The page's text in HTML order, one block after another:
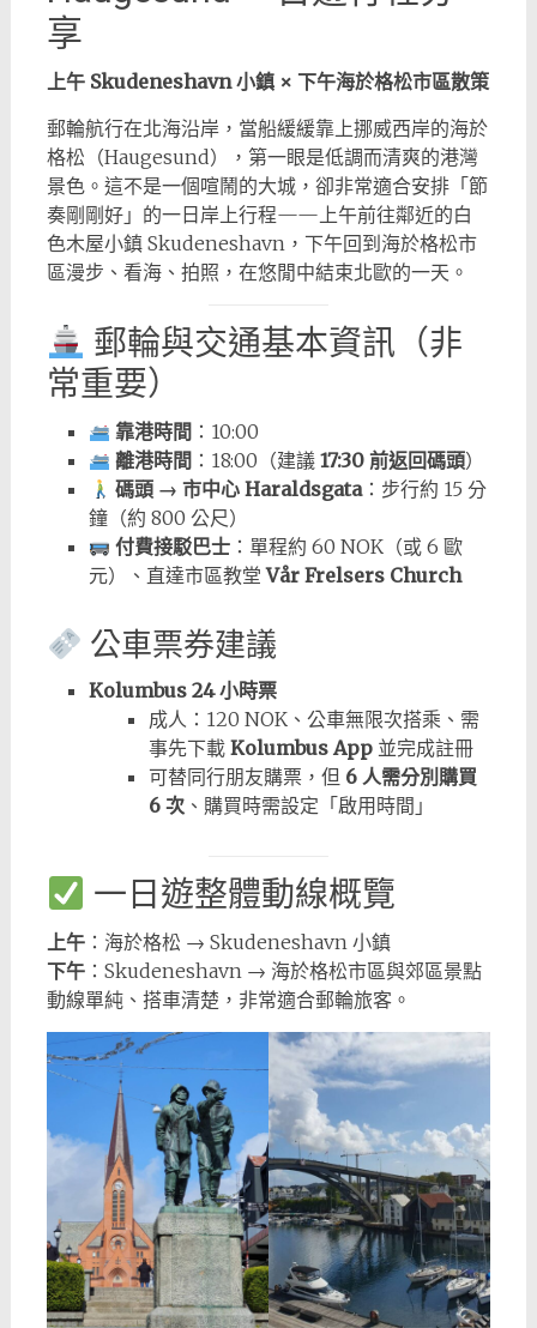
享
上午 Skudeneshavn 小鎮 × 下午海於格松市區散策
郵輪航行在北海沿岸，當船緩緩靠上挪威西岸的海於
格松（Haugesund），第一眼是低調而清爽的港灣
景色。這不是一個喧鬧的大城，卻非常適合安排「節
奏剛剛好」的一日岸上行程——上午前往鄰近的白
色木屋小鎮 Skudeneshavn，下午回到海於格松市
區漫步、看海、拍照，在悠閒中結束北歐的一天。
郵輪與交通基本資訊（非
常重要）
靠港時間 ：10:00
離港時間 ：18:00（建議17:30 前返回碼頭）
碼頭 → 市中心 Haraldsgata：步行約 15 分
鐘（約 800 公尺）
付費接駁巴士 ：單程約 60 NOK（或 6 歐
元）、直達市區教堂Vår Frelsers Church
公車票券建議
Kolumbus 24 小時票
成人：120 NOK、公車無限次搭乘、需
事先下載 Kolumbus App並完成註冊
可替同行朋友購票，但 6 人需分別購買
6 次、購買時需設定「啟用時間」
一日遊整體動線概覽
上午：海於格松 → Skudeneshavn 小鎮
下午：Skudeneshavn → 海於格松市區與郊區景點
動線單純、搭車清楚，非常適合郵輪旅客。